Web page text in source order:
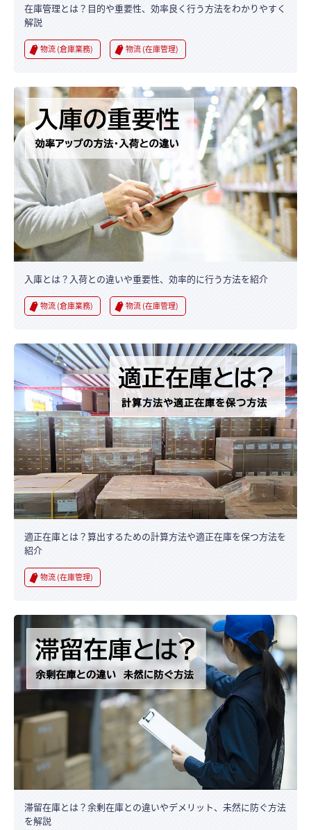
在庫管理とは？目的や重要性、効率良く行う方法をわかりやすく
解説
物流 (倉庫業務) 物流 (在庫管理)
入庫とは？入荷との違いや重要性、効率的に行う方法を紹介
物流 (倉庫業務) 物流 (在庫管理)
適正在庫とは？算出するための計算方法や適正在庫を保つ方法を
紹介
物流 (在庫管理)
滞留在庫とは？余剰在庫との違いやデメリット、未然に防ぐ方法
を解説